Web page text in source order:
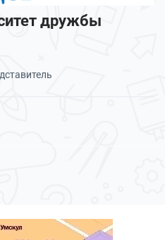
дружбы